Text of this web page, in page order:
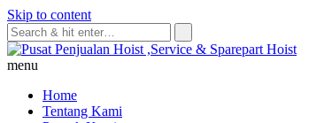
Skip to content
menu
Home
Tentang Kami